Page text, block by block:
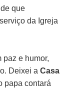
que
da Igreja
paz e humor,
Deixei aCasa
papa contará